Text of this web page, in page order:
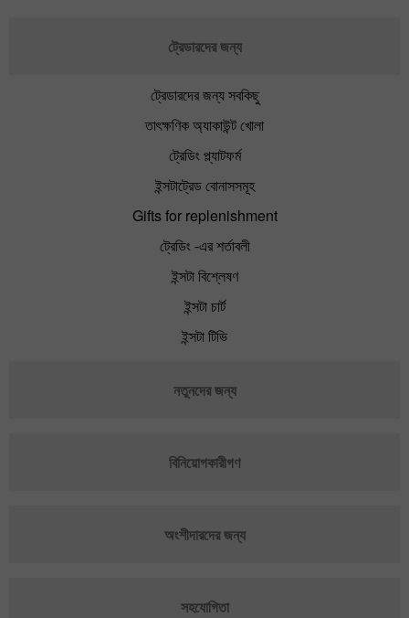
ট্রেডারদের জন্য
ট্রেডারদের জন্য সবকিছু
তাৎক্ষণিক অ্যাকাউন্ট খোলা
ট্রেডিং প্ল্যাটফর্ম
ইন্সটাট্রেড বোনাসসমূহ
Gifts for replenishment
ট্রেডিং -এর শর্তাবলী
ইন্সটা বিশ্লেষণ
ইন্সটা চার্ট
ইন্সটা টিভি
নতুনদের জন্য
বিনিয়োগকারীগণ
অংশীদারদের জন্য
সহযোগিতা